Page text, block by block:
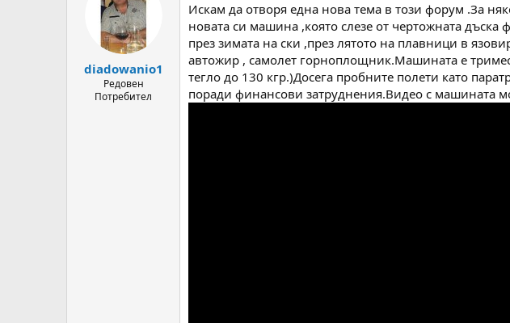
а
diadowanio1
Редовен
Потребител
Искам да отворя една нова тема в този форум .За
новата си машина ,която слезе от чертожната
през зимата на ски ,през лятото на плавници в
автожир , самолет горноплощник.Машината е
тегло до 130 кгр.)Досега пробните полети като
поради финансови затруднения.Видео с машината